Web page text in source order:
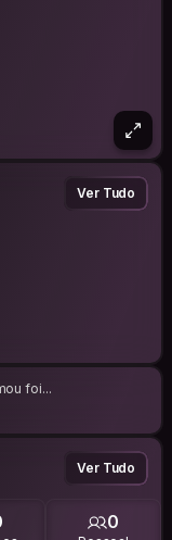
Ver Tudo
foi...
Ver Tudo
0